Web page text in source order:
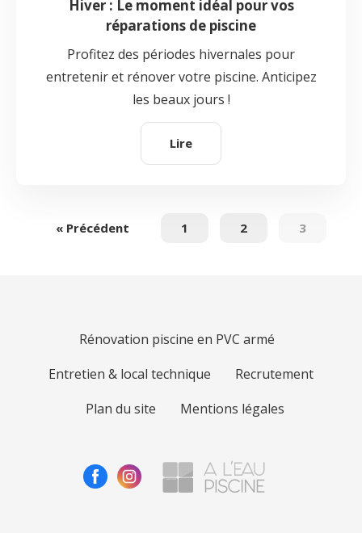
Hiver : Le moment idéal pour vos
réparations de piscine
Profitez des périodes hivernales pour
entretenir et rénover votre piscine. Anticipez
les beaux jours !
Lire
« Précédent 1 2 3
Rénovation piscine en PVC armé
Entretien & local technique
Recrutement
Plan du site
Mentions légales